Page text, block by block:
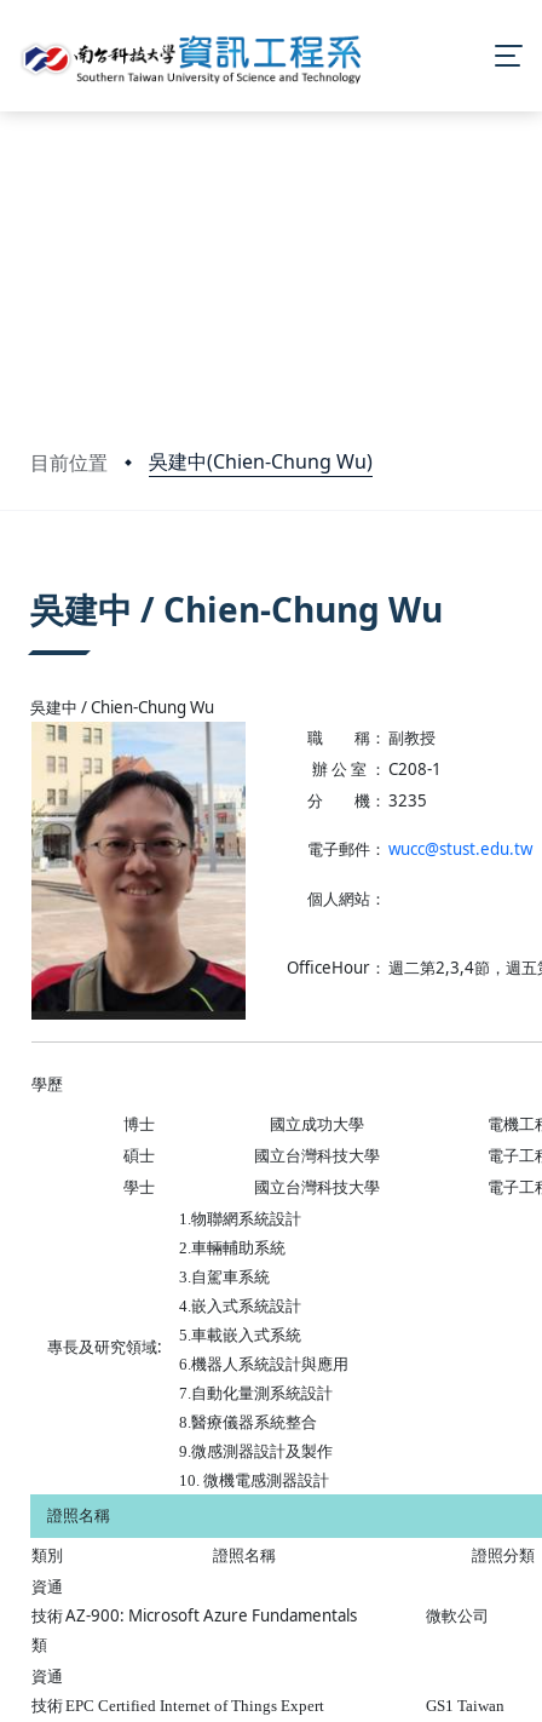
目前位置 吳建中(Chien-Chung Wu)
吳建中 / Chien-Chung Wu
吳建中 / Chien-Chung Wu
職 稱： 副教授
辦 公 室 ： C208-1
分 機： 3235
電子郵件： wucc@stust.edu.tw
個人網站：
OfficeHour： 週二第2,3,4節，週
學歷
博士
國立成功大學
電機工
碩士
國立台灣科技大學
電子工
學士
國立台灣科技大學 電子工
專長及研究領域:
1.物聯網系統設計
2.車輛輔助系統
3.自駕車系統
4.嵌入式系統設計
5.車載嵌入式系統
6.機器人系統設計與應用
7.自動化量測系統設計
8.醫療儀器系統整合
9.微感測器設計及製作
10. 微機電感測器設計
證照名稱
類別
證照名稱
證照分類
資通
技術
類
AZ-900: Microsoft Azure Fundamentals 微軟公司
資通
技術EPC Certified Internet of Things Expert GS1 Taiwan